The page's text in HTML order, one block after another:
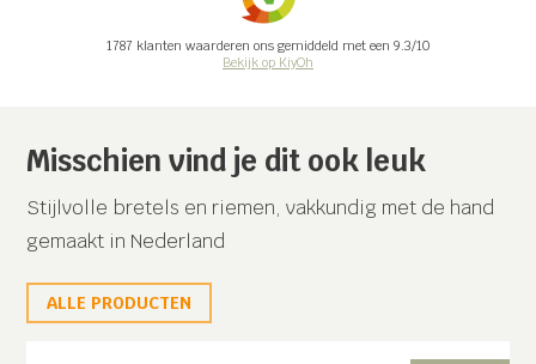
1787 klanten waarderen ons gemiddeld met een 9.3/10
Bekijk op KiyOh
Misschien vind je dit ook leuk
Stijlvolle bretels en riemen, vakkundig met de hand
gemaakt in Nederland
ALLE PRODUCTEN